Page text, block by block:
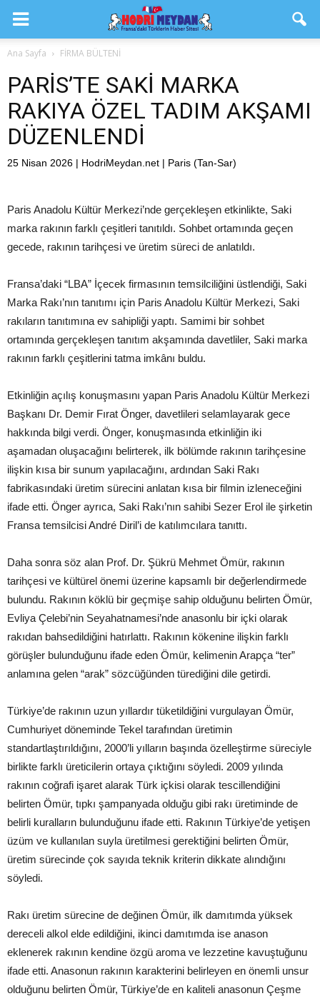
Ana Sayfa FİRMA BÜLTENİ
PARİS’TE SAKİ MARKA
RAKIYA ÖZEL TADIM AKŞAMI
DÜZENLENDİ
25 Nisan 2026 | HodriMeydan.net | Paris (Tan-Sar)
Paris Anadolu Kültür Merkezi’nde gerçekleşen etkinlikte, Saki
marka rakının farklı çeşitleri tanıtıldı. Sohbet ortamında geçen
gecede, rakının tarihçesi ve üretim süreci de anlatıldı.
Fransa’daki “LBA” İçecek firmasının temsilciliğini üstlendiği, Saki
Marka Rakı’nın tanıtımı için Paris Anadolu Kültür Merkezi, Saki
rakıların tanıtımına ev sahipliği yaptı. Samimi bir sohbet
ortamında gerçekleşen tanıtım akşamında davetliler, Saki marka
rakının farklı çeşitlerini tatma imkânı buldu.
Etkinliğin açılış konuşmasını yapan Paris Anadolu Kültür Merkezi
Başkanı Dr. Demir Fırat Önger, davetlileri selamlayarak gece
hakkında bilgi verdi. Önger, konuşmasında etkinliğin iki
aşamadan oluşacağını belirterek, ilk bölümde rakının tarihçesine
ilişkin kısa bir sunum yapılacağını, ardından Saki Rakı
fabrikasındaki üretim sürecini anlatan kısa bir filmin izleneceğini
ifade etti. Önger ayrıca, Saki Rakı’nın sahibi Sezer Erol ile şirketin
Fransa temsilcisi André Diril’i de katılımcılara tanıttı.
Daha sonra söz alan Prof. Dr. Şükrü Mehmet Ömür, rakının
tarihçesi ve kültürel önemi üzerine kapsamlı bir değerlendirmede
bulundu. Rakının köklü bir geçmişe sahip olduğunu belirten Ömür,
Evliya Çelebi’nin Seyahatnamesi’nde anasonlu bir içki olarak
rakıdan bahsedildiğini hatırlattı. Rakının kökenine ilişkin farklı
görüşler bulunduğunu ifade eden Ömür, kelimenin Arapça “ter”
anlamına gelen “arak” sözcüğünden türediğini dile getirdi.
Türkiye’de rakının uzun yıllardır tüketildiğini vurgulayan Ömür,
Cumhuriyet döneminde Tekel tarafından üretimin
standartlaştırıldığını, 2000’li yılların başında özelleştirme süreciyle
birlikte farklı üreticilerin ortaya çıktığını söyledi. 2009 yılında
rakının coğrafi işaret alarak Türk içkisi olarak tescillendiğini
belirten Ömür, tıpkı şampanyada olduğu gibi rakı üretiminde de
belirli kuralların bulunduğunu ifade etti. Rakının Türkiye’de yetişen
üzüm ve kullanılan suyla üretilmesi gerektiğini belirten Ömür,
üretim sürecinde çok sayıda teknik kriterin dikkate alındığını
söyledi.
Rakı üretim sürecine de değinen Ömür, ilk damıtımda yüksek
dereceli alkol elde edildiğini, ikinci damıtımda ise anason
eklenerek rakının kendine özgü aroma ve lezzetine kavuştuğunu
ifade etti. Anasonun rakının karakterini belirleyen en önemli unsur
olduğunu belirten Ömür, Türkiye’de en kaliteli anasonun Çeşme